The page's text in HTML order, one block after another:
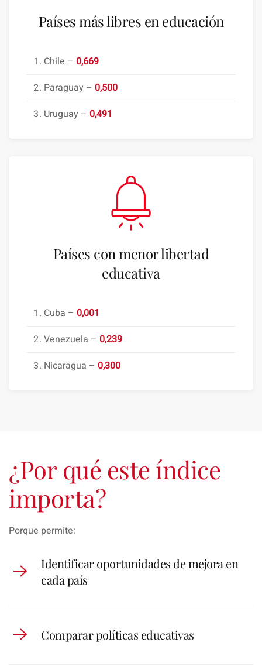
Países más libres en educación
Chile – 0,669
Paraguay – 0,500
Uruguay – 0,491
Países con menor libertad
educativa
Cuba – 0,001
Venezuela – 0,239
Nicaragua – 0,300
¿Por qué este índice
importa?
Porque permite:
Identificar oportunidades de mejora en
cada país
Comparar políticas educativas